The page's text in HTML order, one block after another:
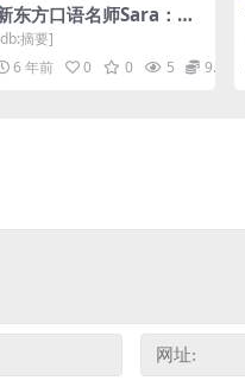
东方口语名师Sara：听
老友记》学地道美语第
辑 百度网盘
摘要]
6 年前
0 0 5 9.9